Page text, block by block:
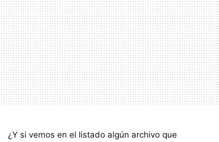
¿Y si vemos en el listado algún archivo que